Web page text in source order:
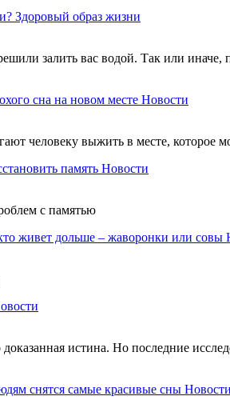
Здоровый образ жизни
залить вас водой. Так или иначе,
сна на новом месте Новости
человеку выжить в месте, которое
память Новости
с памятью
живет дольше – жаворонки или совы
истина. Но последние
снятся самые красивые сны Новости